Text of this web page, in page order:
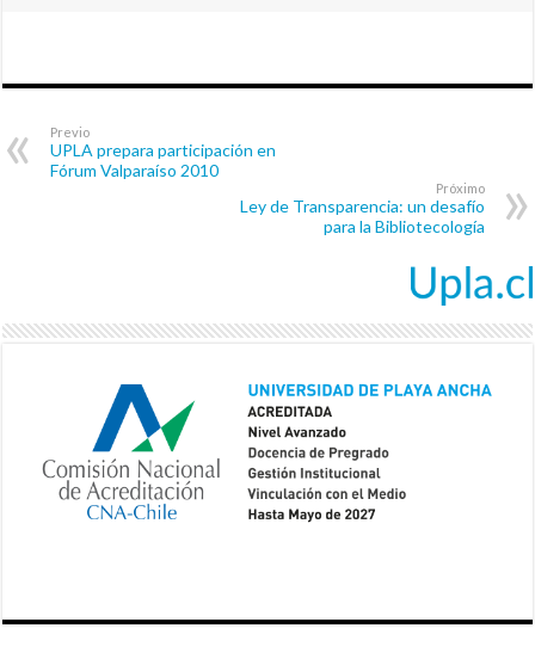
Previo
UPLA prepara participación en
Fórum Valparaíso 2010
Próximo
Ley de Transparencia: un desafío
para la Bibliotecología